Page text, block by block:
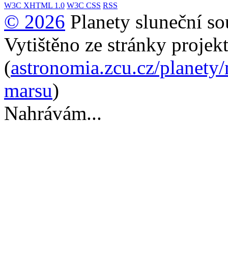
W3C XHTML 1.0 W3C CSS RSS
© 2026 Planety sluneční
Vytištěno ze stránky
(astronomia.zcu.cz/
marsu)
Nahrávám...